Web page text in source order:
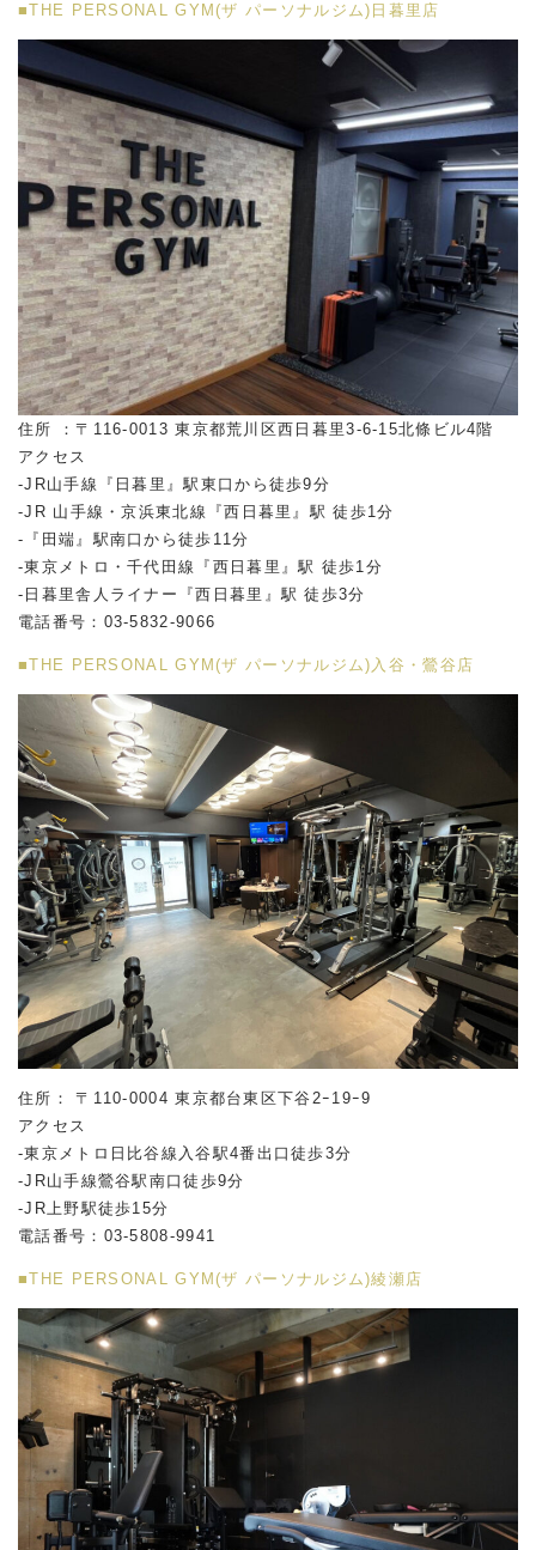
■THE PERSONAL GYM(ザ パーソナルジム)日暮里店
住所 ：〒116-0013 東京都荒川区西日暮里3-6-15北條ビル4階
アクセス
-JR山手線『日暮里』駅東口から徒歩9分
-JR 山手線・京浜東北線『西日暮里』駅 徒歩1分
-『田端』駅南口から徒歩11分
-東京メトロ・千代田線『西日暮里』駅 徒歩1分
-日暮里舎人ライナー『西日暮里』駅 徒歩3分
電話番号：03-5832-9066
■THE PERSONAL GYM(ザ パーソナルジム)入谷・鶯谷店
住所： 〒110-0004 東京都台東区下谷2ｰ19ｰ9
アクセス
-東京メトロ日比谷線入谷駅4番出口徒歩3分
-JR山手線鶯谷駅南口徒歩9分
-JR上野駅徒歩15分
電話番号：03-5808-9941
■THE PERSONAL GYM(ザ パーソナルジム)綾瀬店